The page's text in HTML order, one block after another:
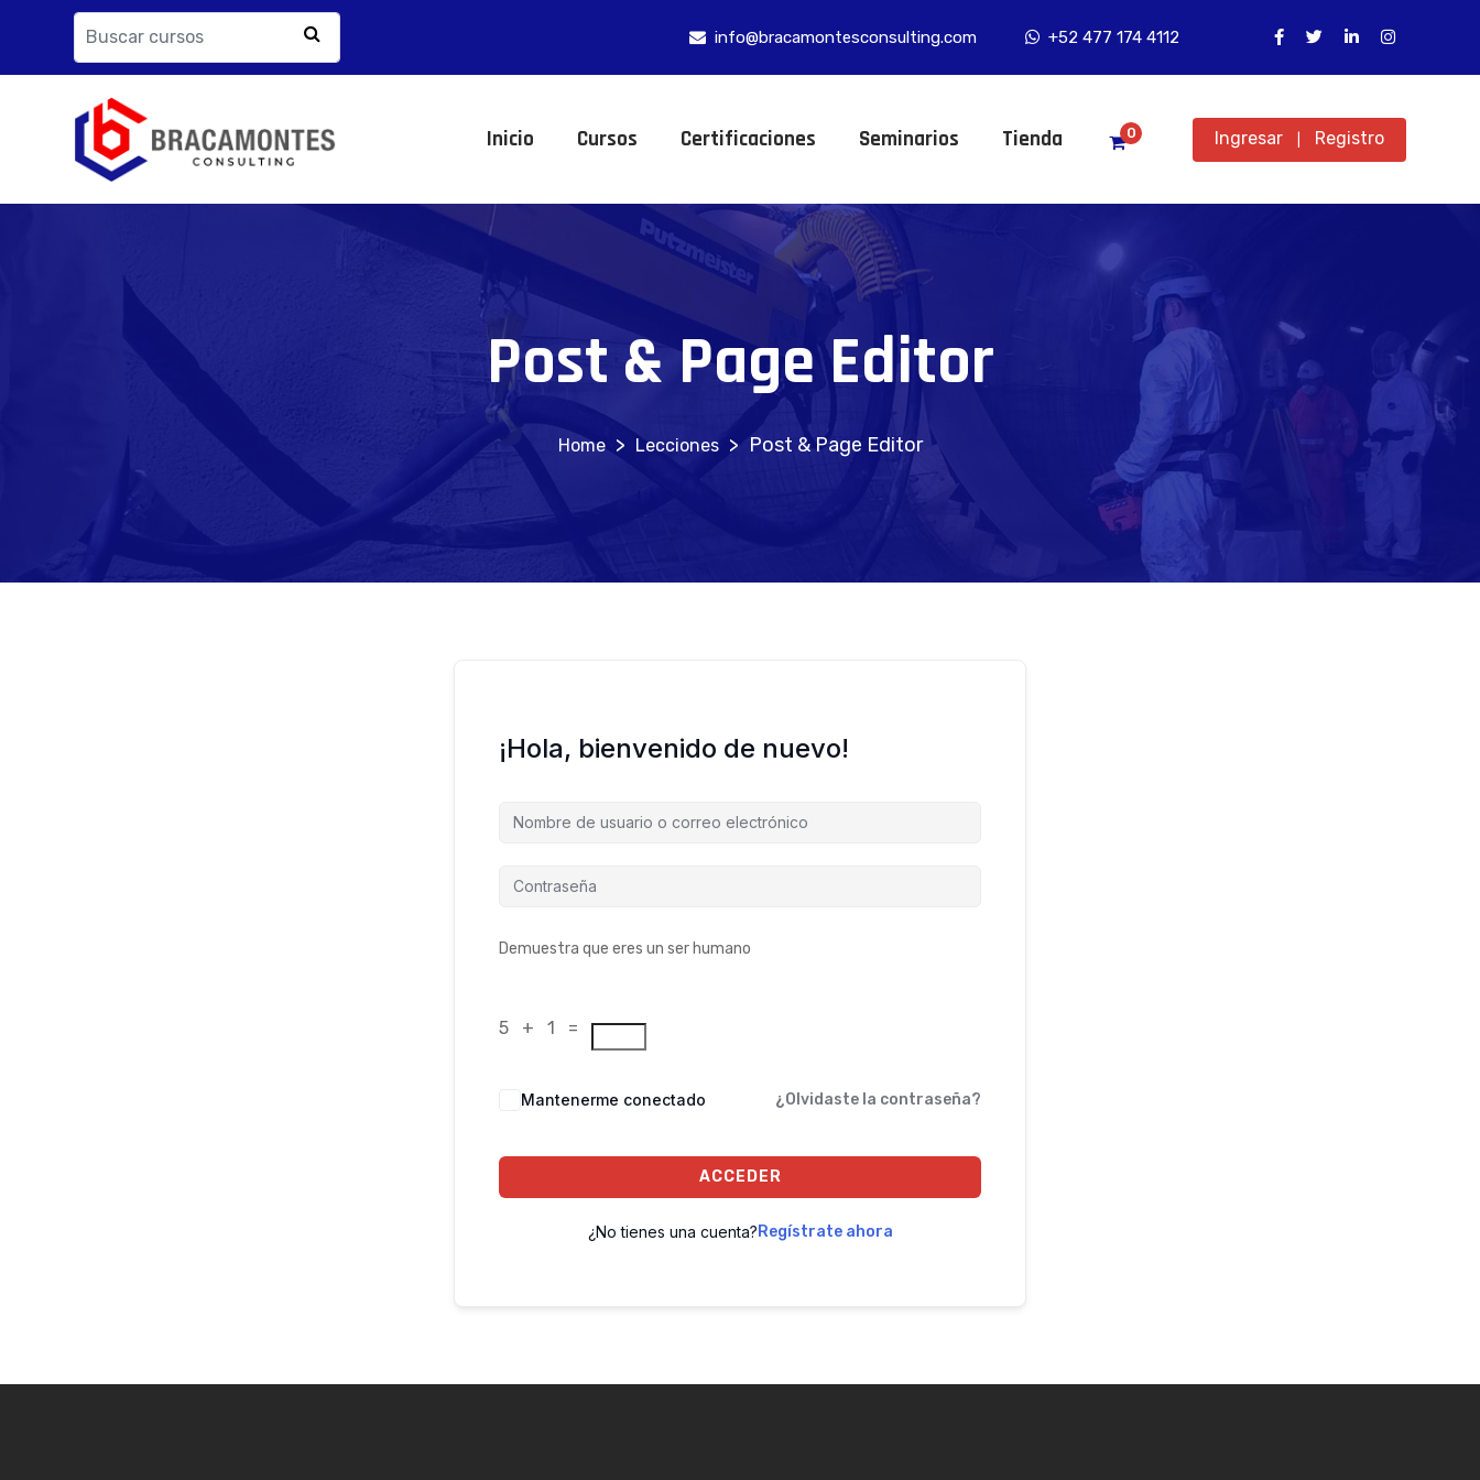
info@bracamontesconsulting.com +52 477 174 4112
Inicio Cursos Certificaciones Seminarios Tienda 0 Ingresar Registro
Post & Page Editor
> Lecciones > Post & Page Editor
¡Hola, bienvenido de nuevo!
Demuestra que eres un ser humano
5 + 1 =
Mantenerme conectado ¿Olvidaste la contraseña?
ACCEDER
¿No tienes una cuenta?Regístrate ahora